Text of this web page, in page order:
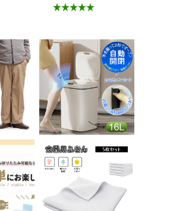
椅
ス
ェ
リ
ワ
リ
折りたたみ おまる 補
供用 便座 トイレ補助
踏み台 男の子 女の子
子供 子ども トイトレ
送料無料 ステップ ス
テップ台 トイレ D-2
8